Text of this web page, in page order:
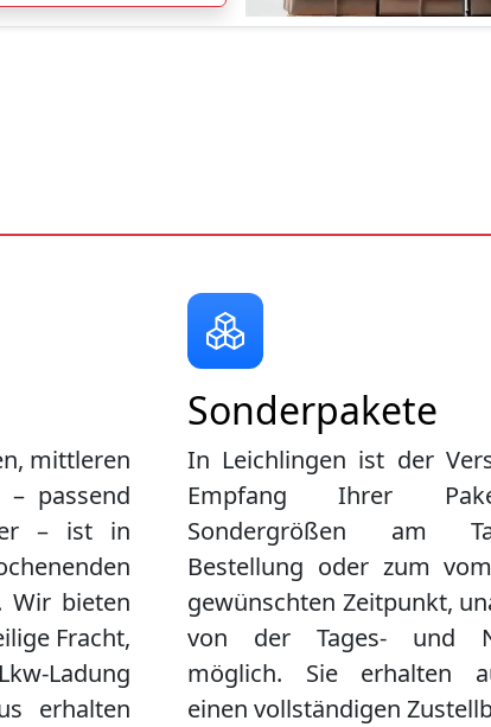
mittleren
– passend
– ist in
Wir bieten
Fracht,
Ladung
erhalten
Sonderpakete
In Leichlingen ist der
Empfang Ihrer
Sondergrößen am
Bestellung oder zum
gewünschten Zeitpunkt,
von der Tages- und
möglich. Sie erhalten
einen vollständigen